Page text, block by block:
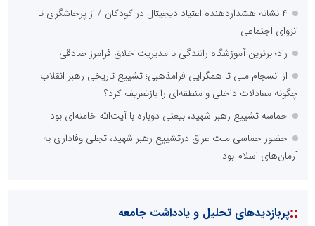
۴ نشانه هشداردهنده اعتیاد دیجیتال در کودکان / از پرخاشگری تا
انزوای اجتماعی
راد؛ برترین آموزشگاه رانندگی با مدیریت خلاق فرامرز صادقی
از انسجام ملی تا همگرایی فرامذهبی؛ تشییع تاریخی رهبر انقلاب
چگونه معادلات داخلی و منطقه‌ای را بازتعریف کرد؟
حماسه تشییع رهبر شهید، بیعتی دوباره با آیت‌الله خامنه‌ای بود
حضور حماسی ملت عراق درتشییع رهبر شهید، تجلی وفاداری به
آرمان‌های اسلام بود
::پربازدیدهای تحلیل و یادداشت جامعه